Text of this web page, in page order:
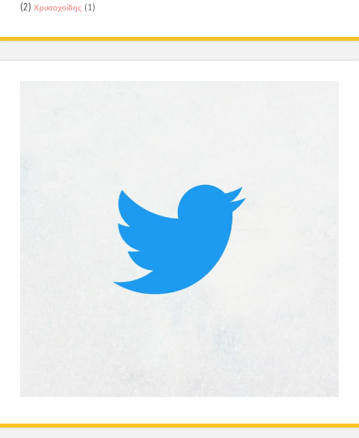
(2) Χρυσοχοίδης (1)